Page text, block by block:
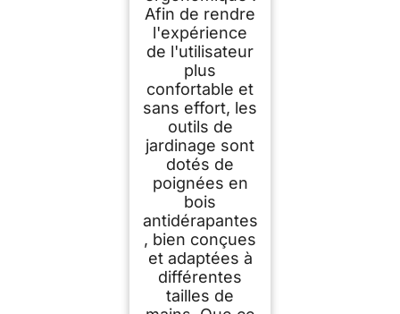
Afin de rendre
l'expérience
de l'utilisateur
plus
confortable et
sans effort, les
outils de
jardinage sont
dotés de
poignées en
bois
antidérapantes
, bien conçues
et adaptées à
différentes
tailles de